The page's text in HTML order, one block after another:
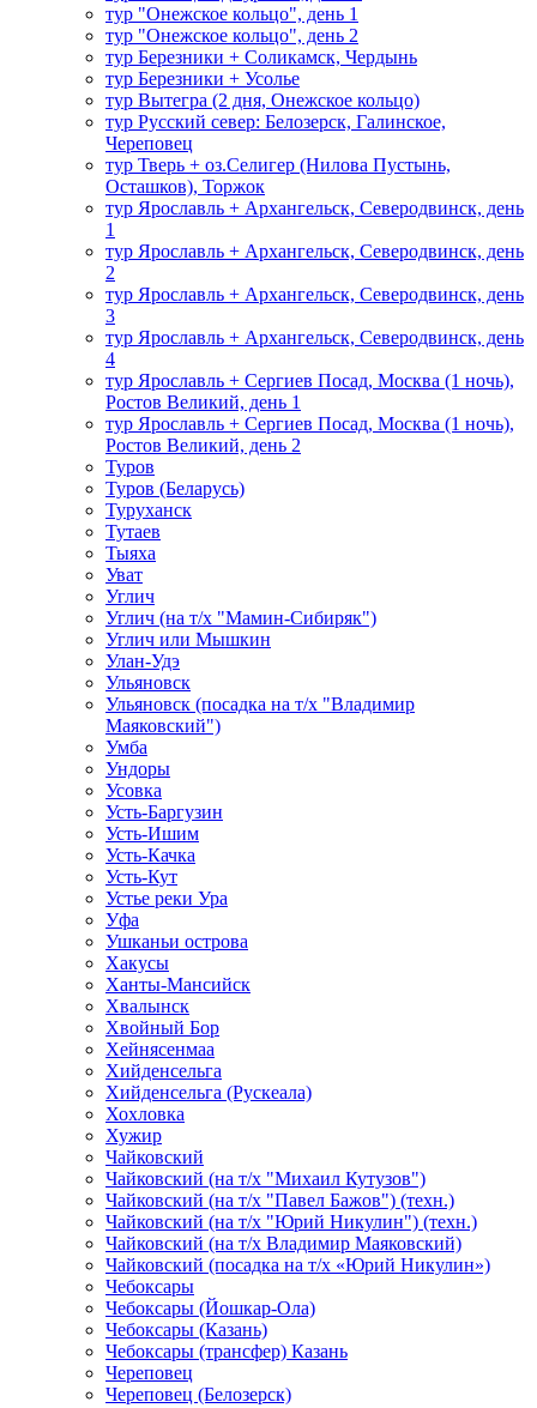
тур "Онежское кольцо", день 1
тур "Онежское кольцо", день 2
тур Березники + Соликамск, Чердынь
тур Березники + Усолье
тур Вытегра (2 дня, Онежское кольцо)
тур Русский север: Белозерск, Галинское,
Череповец
тур Тверь + оз.Селигер (Нилова Пустынь,
Осташков), Торжок
тур Ярославль + Архангельск, Северодвинск, день
1
тур Ярославль + Архангельск, Северодвинск, день
2
тур Ярославль + Архангельск, Северодвинск, день
3
тур Ярославль + Архангельск, Северодвинск, день
4
тур Ярославль + Сергиев Посад, Москва (1 ночь),
Ростов Великий, день 1
тур Ярославль + Сергиев Посад, Москва (1 ночь),
Ростов Великий, день 2
Туров
Туров (Беларусь)
Туруханск
Тутаев
Тыяха
Уват
Углич
Углич (на т/х "Мамин-Сибиряк")
Углич или Мышкин
Улан-Удэ
Ульяновск
Ульяновск (посадка на т/х "Владимир
Маяковский")
Умба
Ундоры
Усовка
Усть-Баргузин
Усть-Ишим
Усть-Качка
Усть-Кут
Устье реки Ура
Уфа
Ушканьи острова
Хакусы
Ханты-Мансийск
Хвалынск
Хвойный Бор
Хейнясенмаа
Хийденсельга
Хийденсельга (Рускеала)
Хохловка
Хужир
Чайковский
Чайковский (на т/х "Михаил Кутузов")
Чайковский (на т/х "Павел Бажов") (техн.)
Чайковский (на т/х "Юрий Никулин") (техн.)
Чайковский (на т/х Владимир Маяковский)
Чайковский (посадка на т/х «Юрий Никулин»)
Чебоксары
Чебоксары (Йошкар-Ола)
Чебоксары (Казань)
Чебоксары (трансфер) Казань
Череповец
Череповец (Белозерск)